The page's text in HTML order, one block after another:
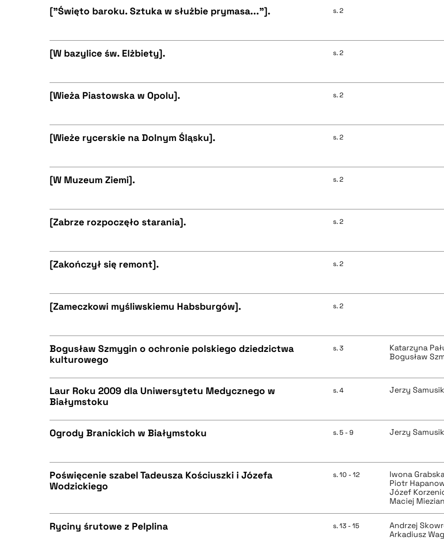
BIBTEX
BIBTEX
BIBTEX
["Święto baroku. Sztuka w służbie prymasa..."]. s. 2
BIBTEX
[W bazylice św. Elżbiety]. s. 2
BIBTEX
[Wieża Piastowska w Opolu]. s. 2
[Wieże rycerskie na Dolnym Śląsku]. s. 2
BIBTEX
[W Muzeum Ziemi]. s. 2
BIBTEX
[Zabrze rozpoczęło starania]. s. 2
BIBTEX
[Zakończył się remont]. s. 2
BIBTEX
[Zameczkowi myśliwskiemu Habsburgów]. s. 2
BIBTEX
Bogusław Szmygin o ochronie polskiego dziedzictwa
kulturowego
s. 3
Katarzyna
Bogusław
BIBTEX
Laur Roku 2009 dla Uniwersytetu Medycznego w
Białymstoku
s. 4 Jerzy Samusik
BIBTEX
Ogrody Branickich w Białymstoku s. 5 - 9 Jerzy Samusik
Poświęcenie szabel Tadeusza Kościuszki i Józefa
Wodzickiego
s. 10 - 12
Iwona
Piotr
Józef
Maciej Miezian
Ryciny śrutowe z Pelplina s. 13 - 15
Andrzej
Arkadiusz